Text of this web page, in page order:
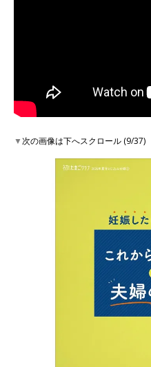
▼次の画像は下へスクロール (9/37)